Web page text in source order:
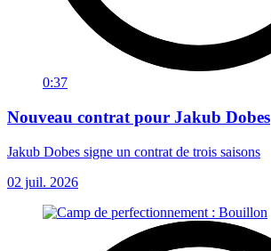
0:37
Nouveau contrat pour Jakub Dobes
Jakub Dobes signe un contrat de trois saisons
02 juil. 2026